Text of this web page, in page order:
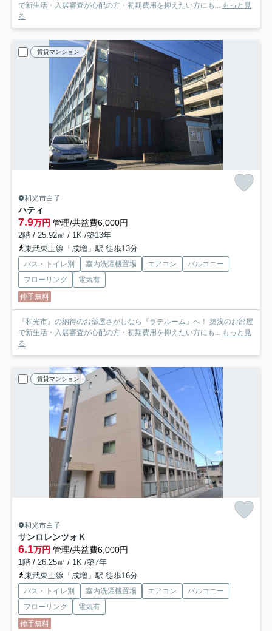
で新生活・入居審査が心配の方・初期費用を抑えたい方にも...
もっと見
る
賃貸マンション
和光市白子
ハティ
7.9万円 管理/共益費6,000円
2階 / 25.92㎡ / 1K /築13年
東武東上線「成増」駅 徒歩13分
バス・トイレ別 室内洗濯機置場 エアコン
バルコニー
フローリング
電気有
仲手無料
『和光市』の納得のお部屋さがしなら『ラテルーム』へ！ 築浅のお部屋
で新生活・入居審査が心配の方・初期費用を抑えたい方にも... もっと見
る
賃貸マンション
和光市白子
サンロレンツォＫ
6.1万円 管理/共益費6,000円
1階 / 26.25㎡ / 1K /築7年
東武東上線「成増」駅 徒歩16分
バス・トイレ別 室内洗濯機置場 エアコン
バルコニー
フローリング
電気有
仲手無料